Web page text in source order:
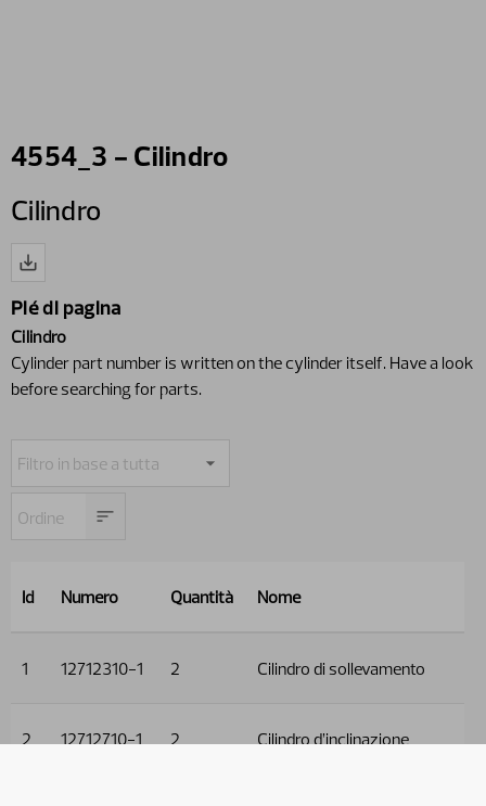
4554_3 - Cilindro
Cilindro
Pié di pagina
Cilindro
Cylinder part number is written on the cylinder itself. Have a look
before searching for parts.
Id Numero Quantità Nome
1 12712310-1 2 Cilindro di sollevamento
2 12712710-1 2 Cilindro d’inclinazione